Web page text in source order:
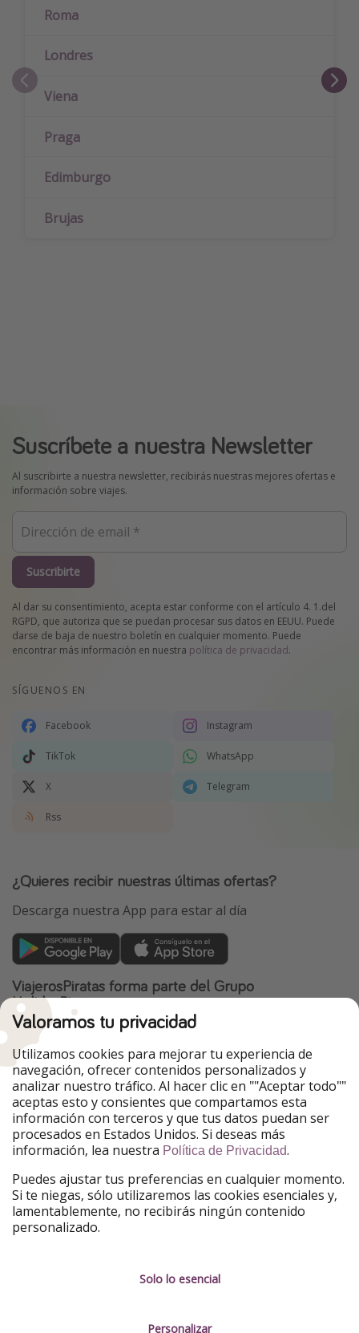
Roma
Londres
Viena
Praga
Edimburgo
Brujas
Suscríbete a nuestra Newsletter
Al suscribirte a nuestra newsletter, recibirás nuestras mejores ofertas e
información sobre viajes.
Suscribirte
Al dar su consentimiento, acepta estar conforme con el artículo 4. 1.del
RGPD, que autoriza que se puedan procesar sus datos en EEUU. Puede
darse de baja de nuestro boletín en cualquier momento. Puede
encontrar más información en nuestra política de privacidad.
SÍGUENOS EN
Facebook Instagram
TikTok WhatsApp
X Telegram
Rss
¿Quieres recibir nuestras últimas ofertas?
Descarga nuestra App para estar al día
ViajerosPiratas forma parte del Grupo
HolidayPirates
Nuestros mercados
PiratinViaggio
HolidayPirates
VakantiePiraten
WakacyjniPiraci
VoyagesPirates
Ferienpiraten
Urlaubspiraten
Urlaubspiraten
TravelPirates
Nuestro grupo
HolidayPirates Group
Conócenos mejor
Sobre ViajerosPiratas
Información legal
Valoramos tu privacidad
Utilizamos cookies para mejorar tu experiencia de
navegación, ofrecer contenidos personalizados y
analizar nuestro tráfico. Al hacer clic en ""Aceptar todo""
aceptas esto y consientes que compartamos esta
información con terceros y que tus datos puedan ser
procesados en Estados Unidos. Si deseas más
información, lea nuestra Política de Privacidad.
Puedes ajustar tus preferencias en cualquier momento.
Si te niegas, sólo utilizaremos las cookies esenciales y,
lamentablemente, no recibirás ningún contenido
personalizado.
Solo lo esencial
Personalizar